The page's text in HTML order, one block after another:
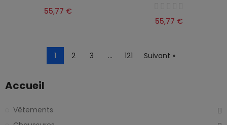
55,77 €
55,77 €
1 2 3 … 121 Suivant »
Accueil
Vêtements